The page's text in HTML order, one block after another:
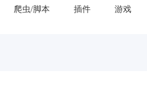
爬虫/脚本 插件 游戏